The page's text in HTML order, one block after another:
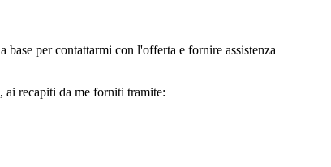
per contattarmi con l'offerta e fornire assistenza
recapiti da me forniti tramite: